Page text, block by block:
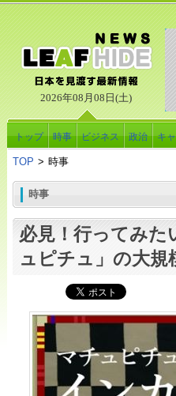
2026年08月08日(土)
トップ 時事 ビジネス 政治 キ
TOP > 時事
時事
必見！行ってみた
ュピチュ」の大規